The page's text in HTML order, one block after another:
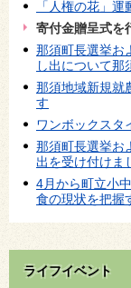
「人権の花」
寄付金贈呈式を
那須町長選挙お
し出について那
那須地域新規就
す
ワンボックスタ
那須町長選挙お
出を受け付けま
4月から町立小
食の現状を把握
ライフイベント